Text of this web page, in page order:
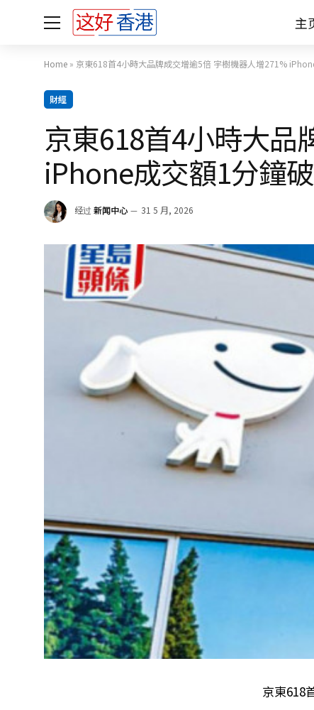
主
Home » 京東618首4小時大品牌成交增逾5倍 宇樹機器人增271%
財經
京東618首4小時大品
iPhone成交額1分鐘
经过 新闻中心 31 5 月, 2026
京東618